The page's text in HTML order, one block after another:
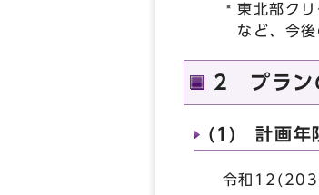
東北部ク
など、今
2 プラン
(1) 計画年
令和